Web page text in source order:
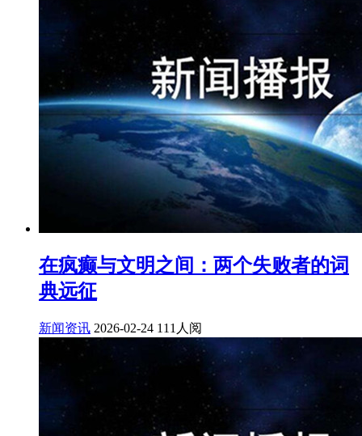
在疯癫与文明之间：两个失败者的词
典远征
新闻资讯 2026-02-24 111人阅